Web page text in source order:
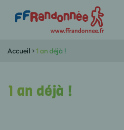
Accueil >1 an déjà !
1 an déjà !